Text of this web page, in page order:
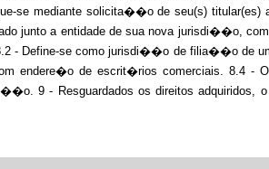
se mediante solicita��o de seu(s) titular(es)
junto a entidade de sua nova jurisdi��o,
- Define-se como jurisdi��o de filia��o de
endere�o de escrit�rios comerciais. 8.4 -
9 - Resguardados os direitos adquiridos, o